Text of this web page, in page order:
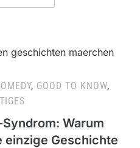
, GOOD TO KNOW,
Warum
einzige Geschichte